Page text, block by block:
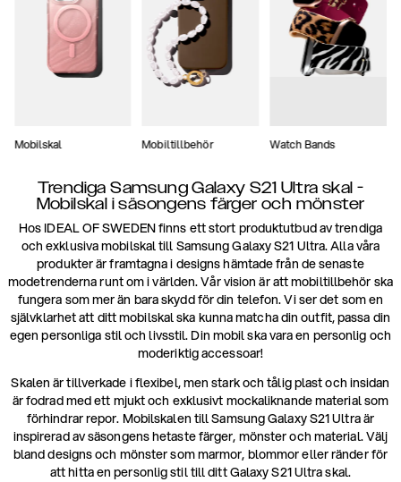
Mobilskal Mobiltillbehör Watch Bands
Trendiga Samsung Galaxy S21 Ultra skal -
Mobilskal i säsongens färger och mönster
Hos IDEAL OF SWEDEN finns ett stort produktutbud av trendiga
och exklusiva mobilskal till Samsung Galaxy S21 Ultra. Alla våra
produkter är framtagna i designs hämtade från de senaste
modetrenderna runt om i världen. Vår vision är att mobiltillbehör ska
fungera som mer än bara skydd för din telefon. Vi ser det som en
självklarhet att ditt mobilskal ska kunna matcha din outfit, passa din
egen personliga stil och livsstil. Din mobil ska vara en personlig och
moderiktig accessoar!
Skalen är tillverkade i flexibel, men stark och tålig plast och insidan
är fodrad med ett mjukt och exklusivt mockaliknande material som
förhindrar repor. Mobilskalen till Samsung Galaxy S21 Ultra är
inspirerad av säsongens hetaste färger, mönster och material. Välj
bland designs och mönster som marmor, blommor eller ränder för
att hitta en personlig stil till ditt Galaxy S21 Ultra skal.